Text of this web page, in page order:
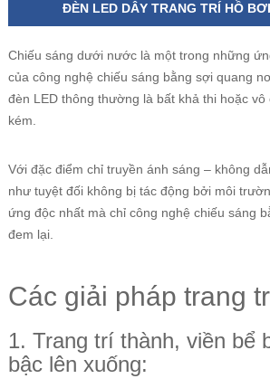
ĐÈN LED DÂY TRANG TRÍ HỒ BƠI
Chiếu sáng dưới nước là một trong những
của công nghệ chiếu sáng bằng sợi quang
đèn LED thông thường là bất khả thi hoặc
kém.
Với đặc điểm chỉ truyền ánh sáng – không
như tuyệt đối không bị tác động bởi môi
ứng độc nhất mà chỉ công nghệ chiếu sáng
đem lại.
Các giải pháp trang
1. Trang trí thành, viền bể
bậc lên xuống: